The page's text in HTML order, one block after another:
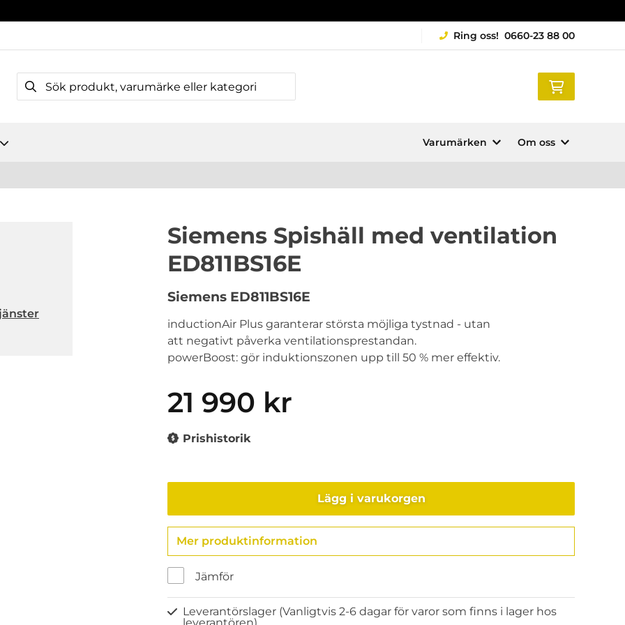
Ring oss! 0660-23 88 00
Varumärken Om oss
Siemens Spishäll med ventilation
ED811BS16E
Siemens ED811BS16E
inductionAir Plus garanterar största möjliga tystnad - utan
att negativt påverka ventilationsprestandan.
powerBoost: gör induktionszonen upp till 50 % mer effektiv.
21 990 kr
Prishistorik
Lägg i varukorgen
Mer produktinformation
Jämför
Leverantörslager (Vanligtvis 2-6 dagar för varor som finns i lager hos